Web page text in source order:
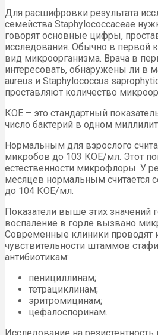
Для расшифровки результата
семейства Staphylococcaceae
говорят основные цифры,
исследования. Обычно в первой
вид микроорганизма. Врача в
интересовать, обнаружены ли в
aureus и Staphylococcus
проставляют количество
КОЕ – это стандартный
число бактерий в одном
Нормальным для взрослого
микробов до 103 КОЕ/мл. Этот
естественности микрофлоры. У
месяцев нормальным считается
до 104 КОЕ/мл.
Показатели выше этих значений
воспаление в горле вызвано
Современные клиники проводят
чувствительности штаммов
антибиотикам:
пенициллинам;
тетрациклинам;
эритромицинам;
цефалоспоринам.